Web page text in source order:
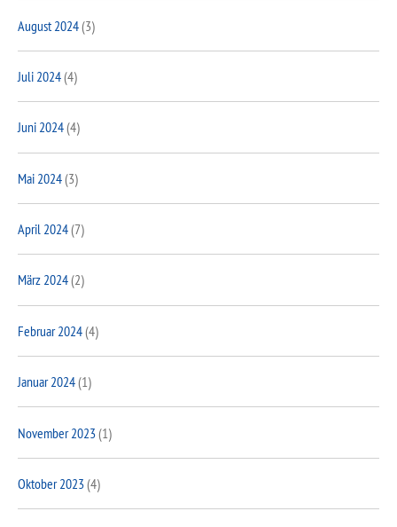
August 2024(3)
Juli 2024(4)
Juni 2024(4)
Mai 2024(3)
April 2024(7)
März 2024(2)
Februar 2024(4)
Januar 2024(1)
November 2023(1)
Oktober 2023(4)